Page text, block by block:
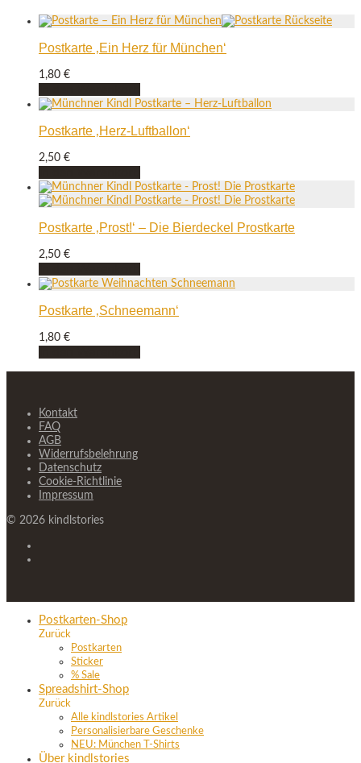
Postkarte ‚Ein Herz für München‘
1,80 €
Postkarte ‚Herz-Luftballon‘
2,50 €
Postkarte ‚Prost!‘ – Die Bierdeckel Prostkarte
2,50 €
Postkarte ‚Schneemann‘
1,80 €
Kontakt
FAQ
AGB
Widerrufsbelehrung
Datenschutz
Cookie-Richtlinie
Impressum
© 2026 kindlstories
Postkarten-Shop
Zurück
Postkarten
Sticker
% Sale
Spreadshirt-Shop
Zurück
Alle kindlstories Artikel
Personalisierbare Geschenke
NEU: München T-Shirts
Über kindlstories